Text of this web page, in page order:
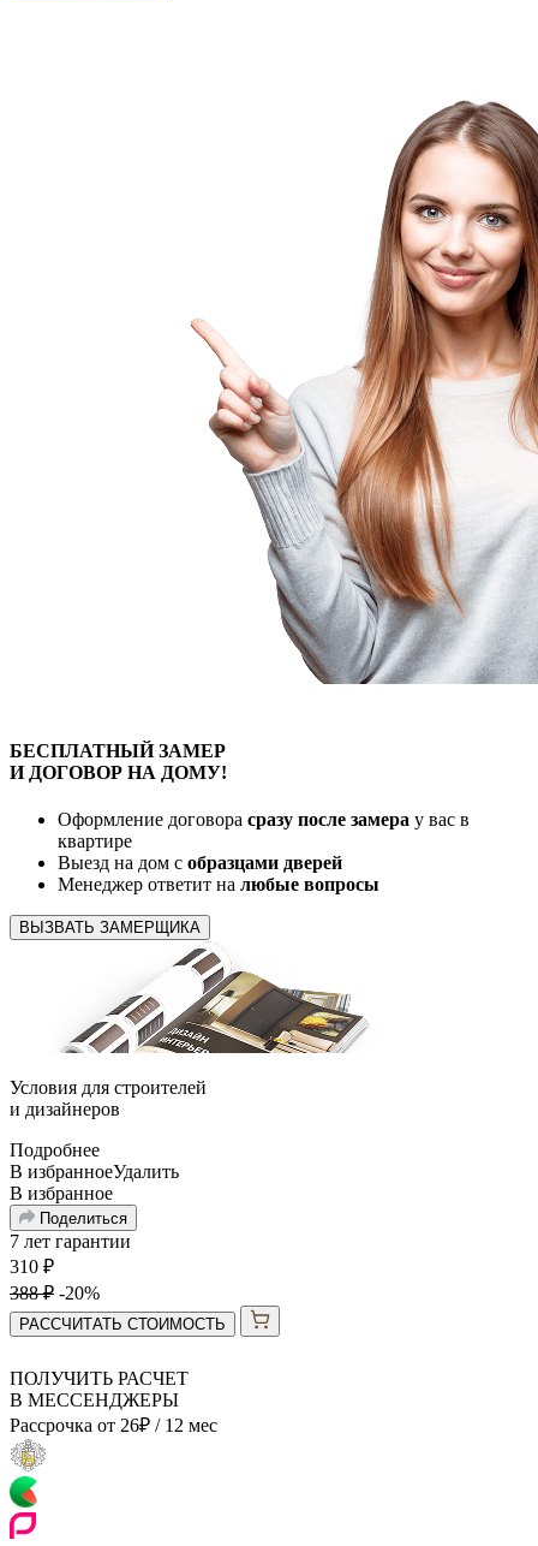
БЕСПЛАТНЫЙЗАМЕР
И ДОГОВОР НА ДОМУ!
Оформление договора сразу после замера у вас в
квартире
Выезд на дом с образцами дверей
Менеджер ответит на любые вопросы
ВЫЗВАТЬ ЗАМЕРЩИКА
Условия для строителей
и дизайнеров
Подробнее
В избранноеУдалить
В избранное
Поделиться
7 лет гарантии
310 ₽
388₽ -20%
РАССЧИТАТЬ СТОИМОСТЬ
ПОЛУЧИТЬ РАСЧЕТ
В МЕССЕНДЖЕРЫ
Рассрочка от 26₽ / 12 мес